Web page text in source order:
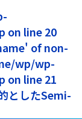
on line 20
of non-
wp/wp-
on line 21
としたSemi-